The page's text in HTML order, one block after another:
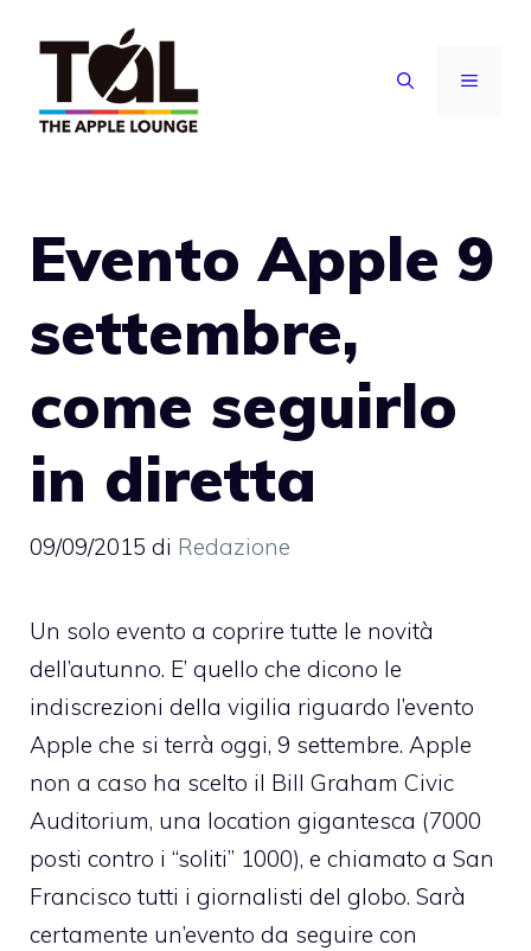
contenuto
MENU
Evento Apple 9
settembre,
come seguirlo
in diretta
09/09/2015 di Redazione
Un solo evento a coprire tutte le novità
dell’autunno. E’ quello che dicono le
indiscrezioni della vigilia riguardo l’evento
Apple che si terrà oggi, 9 settembre. Apple
non a caso ha scelto il Bill Graham Civic
Auditorium, una location gigantesca (7000
posti contro i “soliti” 1000), e chiamato a San
Francisco tutti i giornalisti del globo. Sarà
certamente un’evento da seguire con